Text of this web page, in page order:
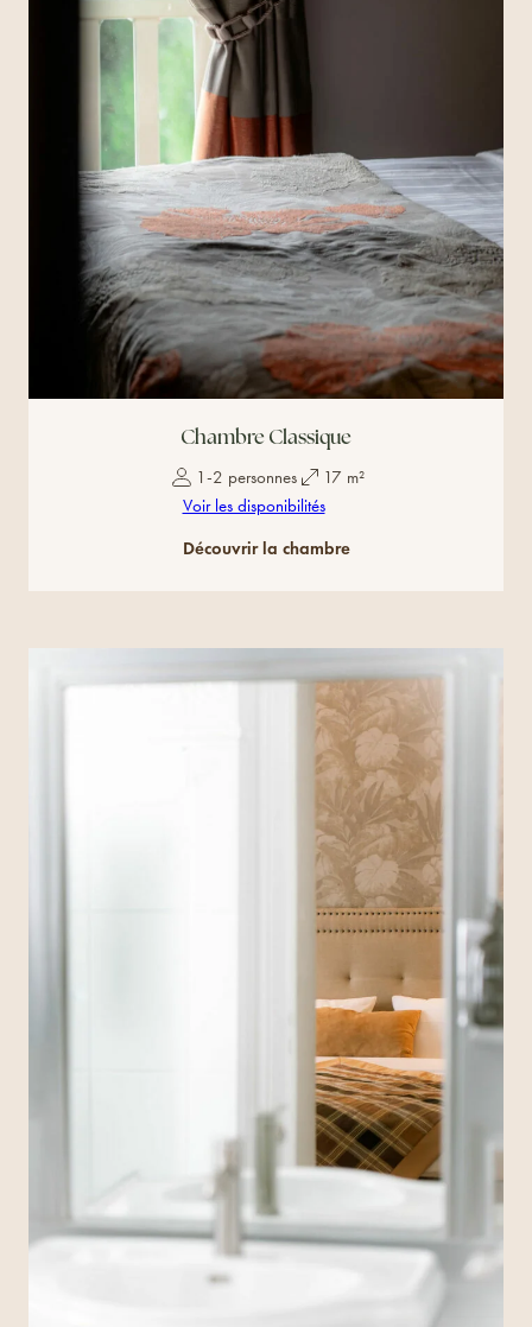
Chambre Classique
1-2 personnes
17 m²
Voir les disponibilités
Découvrir la chambre